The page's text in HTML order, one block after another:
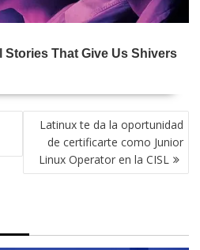
Latinux te da la oportunidad
de certificarte como Junior
Linux Operator en la CISL